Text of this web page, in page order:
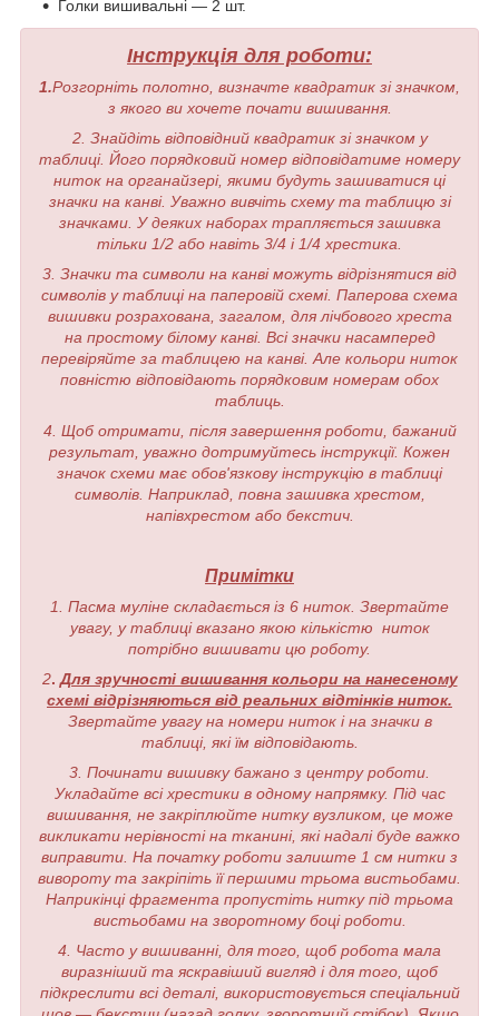
Голки вишивальні — 2 шт.
Інструкція для роботи:
1.Розгорніть полотно, визначте квадратик зі значком,
з якого ви хочете почати вишивання.
2. Знайдіть відповідний квадратик зі значком у
таблиці. Його порядковий номер відповідатиме номеру
ниток на органайзері, якими будуть зашиватися ці
значки на канві. Уважно вивчіть схему та таблицю зі
значками. У деяких наборах трапляється зашивка
тільки 1/2 або навіть 3/4 і 1/4 хрестика.
3. Значки та символи на канві можуть відрізнятися від
символів у таблиці на паперовій схемі. Паперова схема
вишивки розрахована, загалом, для лічбового хреста
на простому білому канві. Всі значки насамперед
перевіряйте за таблицею на канві. Але кольори ниток
повністю відповідають порядковим номерам обох
таблиць.
4. Щоб отримати, після завершення роботи, бажаний
результат, уважно дотримуйтесь інструкції. Кожен
значок схеми має обов'язкову інструкцію в таблиці
символів. Наприклад, повна зашивка хрестом,
напівхрестом або бекстич.
Примітки
1. Пасма муліне складається із 6 ниток. Звертайте
увагу, у таблиці вказано якою кількістю ниток
потрібно вишивати цю роботу.
2. Для зручності вишивання кольори на нанесеному
схемі відрізняються від реальних відтінків ниток.
Звертайте увагу на номери ниток і на значки в
таблиці, які їм відповідають.
3. Починати вишивку бажано з центру роботи.
Укладайте всі хрестики в одному напрямку. Під час
вишивання, не закріплюйте нитку вузликом, це може
викликати нерівності на тканині, які надалі буде важко
виправити. На початку роботи залиште 1 см нитки з
вивороту та закріпіть її першими трьома вистьобами.
Наприкінці фрагмента пропустіть нитку під трьома
вистьобами на зворотному боці роботи.
4. Часто у вишиванні, для того, щоб робота мала
виразніший та яскравіший вигляд і для того, щоб
підкреслити всі деталі, використовується спеціальний